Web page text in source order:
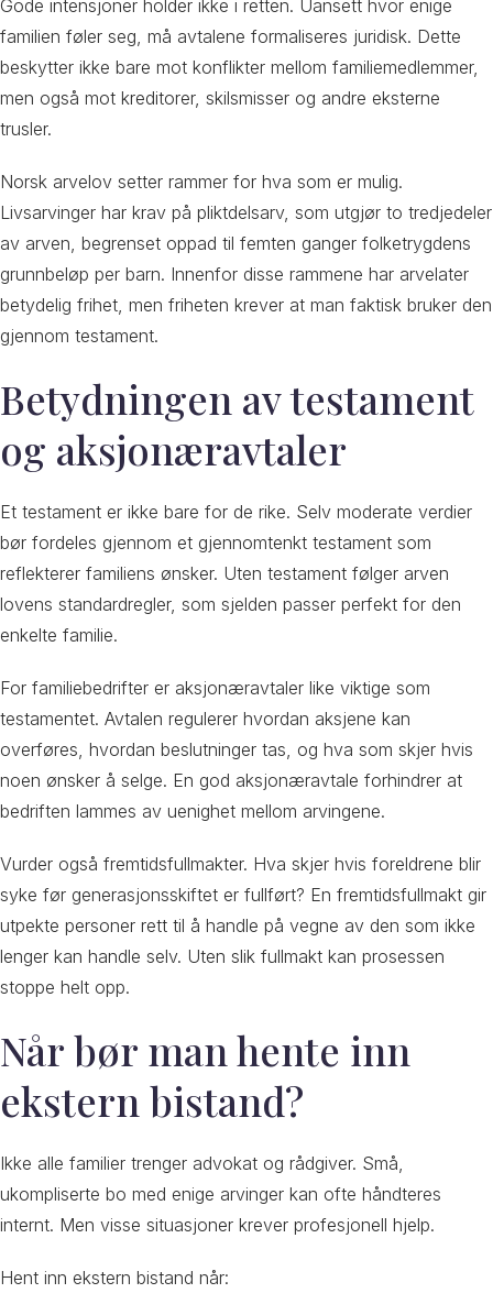
Gode intensjoner holder ikke i retten. Uansett hvor enige
familien føler seg, må avtalene formaliseres juridisk. Dette
beskytter ikke bare mot konflikter mellom familiemedlemmer,
men også mot kreditorer, skilsmisser og andre eksterne
trusler.
Norsk arvelov setter rammer for hva som er mulig.
Livsarvinger har krav på pliktdelsarv, som utgjør to tredjedeler
av arven, begrenset oppad til femten ganger folketrygdens
grunnbeløp per barn. Innenfor disse rammene har arvelater
betydelig frihet, men friheten krever at man faktisk bruker den
gjennom testament.
Betydningen av testament
og aksjonæravtaler
Et testament er ikke bare for de rike. Selv moderate verdier
bør fordeles gjennom et gjennomtenkt testament som
reflekterer familiens ønsker. Uten testament følger arven
lovens standardregler, som sjelden passer perfekt for den
enkelte familie.
For familiebedrifter er aksjonæravtaler like viktige som
testamentet. Avtalen regulerer hvordan aksjene kan
overføres, hvordan beslutninger tas, og hva som skjer hvis
noen ønsker å selge. En god aksjonæravtale forhindrer at
bedriften lammes av uenighet mellom arvingene.
Vurder også fremtidsfullmakter. Hva skjer hvis foreldrene blir
syke før generasjonsskiftet er fullført? En fremtidsfullmakt gir
utpekte personer rett til å handle på vegne av den som ikke
lenger kan handle selv. Uten slik fullmakt kan prosessen
stoppe helt opp.
Når bør man hente inn
ekstern bistand?
Ikke alle familier trenger advokat og rådgiver. Små,
ukompliserte bo med enige arvinger kan ofte håndteres
internt. Men visse situasjoner krever profesjonell hjelp.
Hent inn ekstern bistand når: